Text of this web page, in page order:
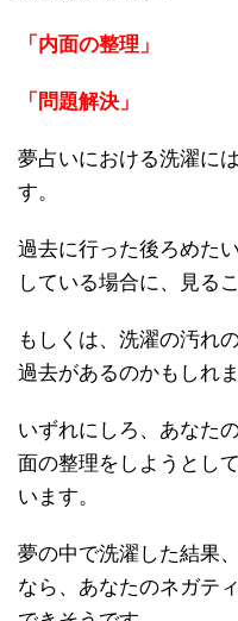
「内面の整理」
「問題解決」
夢占いにおける洗濯に
す。
過去に行った後ろめた
している場合に、見る
もしくは、洗濯の汚れ
過去があるのかもしれま
いずれにしろ、あなた
面の整理をしようとし
います。
夢の中で洗濯した結果
なら、あなたのネガテ